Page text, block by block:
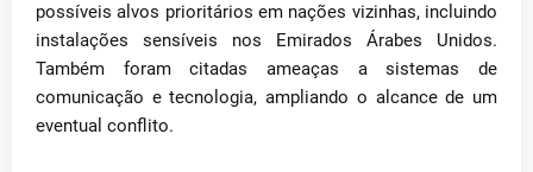
possíveis alvos prioritários em nações vizinhas, incluindo
instalações sensíveis nos Emirados Árabes Unidos.
Também foram citadas ameaças a sistemas de
comunicação e tecnologia, ampliando o alcance de um
eventual conflito.